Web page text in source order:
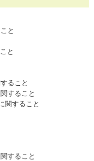
と
と
ること
すること
関すること
すること